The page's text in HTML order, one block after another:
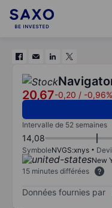
20,67-0,20 / -0,96%
Intervalle de 52 semaines
14,08
SymboleNVGS:xnys
New
15 minutes différées
Données fournies par